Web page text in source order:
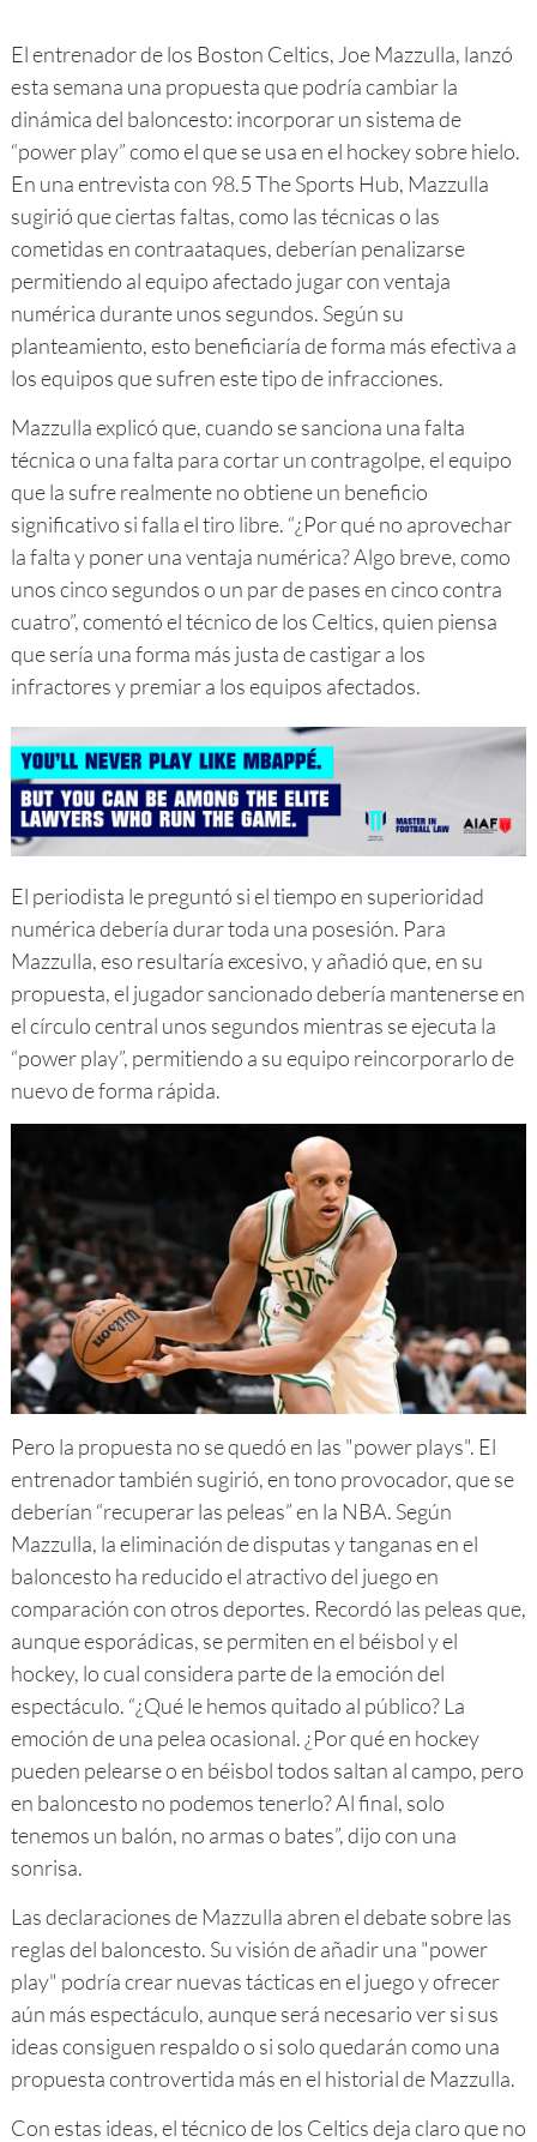
El entrenador de los Boston Celtics, Joe Mazzulla, lanzó
esta semana una propuesta que podría cambiar la
dinámica del baloncesto: incorporar un sistema de
“power play” como el que se usa en el hockey sobre hielo.
En una entrevista con 98.5 The Sports Hub, Mazzulla
sugirió que ciertas faltas, como las técnicas o las
cometidas en contraataques, deberían penalizarse
permitiendo al equipo afectado jugar con ventaja
numérica durante unos segundos. Según su
planteamiento, esto beneficiaría de forma más efectiva a
los equipos que sufren este tipo de infracciones.
Mazzulla explicó que, cuando se sanciona una falta
técnica o una falta para cortar un contragolpe, el equipo
que la sufre realmente no obtiene un beneficio
significativo si falla el tiro libre. “¿Por qué no aprovechar
la falta y poner una ventaja numérica? Algo breve, como
unos cinco segundos o un par de pases en cinco contra
cuatro”, comentó el técnico de los Celtics, quien piensa
que sería una forma más justa de castigar a los
infractores y premiar a los equipos afectados.
El periodista le preguntó si el tiempo en superioridad
numérica debería durar toda una posesión. Para
Mazzulla, eso resultaría excesivo, y añadió que, en su
propuesta, el jugador sancionado debería mantenerse en
el círculo central unos segundos mientras se ejecuta la
“power play”, permitiendo a su equipo reincorporarlo de
nuevo de forma rápida.
Pero la propuesta no se quedó en las "power plays". El
entrenador también sugirió, en tono provocador, que se
deberían “recuperar las peleas” en la NBA. Según
Mazzulla, la eliminación de disputas y tanganas en el
baloncesto ha reducido el atractivo del juego en
comparación con otros deportes. Recordó las peleas que,
aunque esporádicas, se permiten en el béisbol y el
hockey, lo cual considera parte de la emoción del
espectáculo. “¿Qué le hemos quitado al público? La
emoción de una pelea ocasional. ¿Por qué en hockey
pueden pelearse o en béisbol todos saltan al campo, pero
en baloncesto no podemos tenerlo? Al final, solo
tenemos un balón, no armas o bates”, dijo con una
sonrisa.
Las declaraciones de Mazzulla abren el debate sobre las
reglas del baloncesto. Su visión de añadir una "power
play" podría crear nuevas tácticas en el juego y ofrecer
aún más espectáculo, aunque será necesario ver si sus
ideas consiguen respaldo o si solo quedarán como una
propuesta controvertida más en el historial de Mazzulla.
Con estas ideas, el técnico de los Celtics deja claro que no